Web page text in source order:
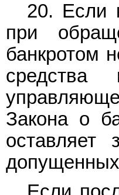
20. Если
при
банкротом
средства
Закона о
оставляет